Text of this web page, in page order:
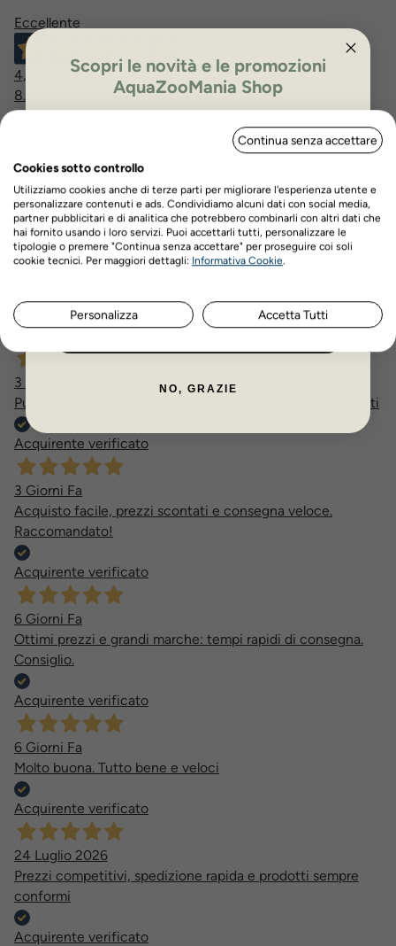
Eccellente
4,7
8.185
recensioni
Le nostre recensioni a 4 e 5 stelle.
Clicca qui per leggerle tutte >
Precedente
Successivo
3 Giorni Fa
3 Giorni Fa
Puntuali nella consegna e ottimo servizio assistenza clienti
Acquirente verificato
3 Giorni Fa
Acquisto facile, prezzi scontati e consegna veloce.
Raccomandato!
Acquirente verificato
6 Giorni Fa
Ottimi prezzi e grandi marche: tempi rapidi di consegna.
Consiglio.
Acquirente verificato
6 Giorni Fa
Molto buona. Tutto bene e veloci
Acquirente verificato
24 Luglio 2026
Prezzi competitivi, spedizione rapida e prodotti sempre
conformi
Acquirente verificato
Continua senza accettare
Cookies sotto controllo
Utilizziamo cookies anche di terze parti per migliorare l'esperienza utente e
personalizzare contenuti e ads. Condividiamo alcuni dati con social media,
partner pubblicitari e di analitica che potrebbero combinarli con altri dati che
hai fornito usando i loro servizi. Puoi accettarli tutti, personalizzare le
tipologie o premere "Continua senza accettare" per proseguire coi soli
cookie tecnici. Per maggiori dettagli: Informativa Cookie.
Personalizza Accetta Tutti
Scopri le novità e le promozioni
AquaZooMania Shop
ISCRIVITI PER OTTENERE IL 5%
DI SCONTO
Nome Cognome
NO, GRAZIE